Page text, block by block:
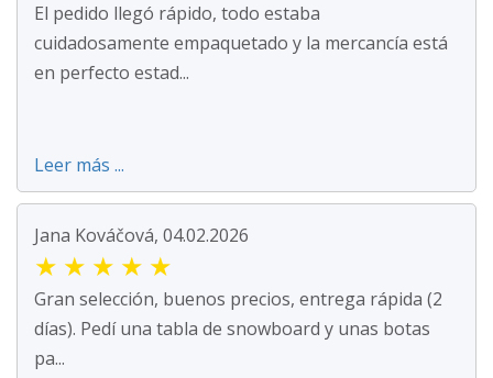
El pedido llegó rápido, todo estaba
cuidadosamente empaquetado y la mercancía está
en perfecto estad...
Leer más ...
Jana Kováčová, 04.02.2026
★ ★ ★ ★ ★
Gran selección, buenos precios, entrega rápida (2
días). Pedí una tabla de snowboard y unas botas
pa...